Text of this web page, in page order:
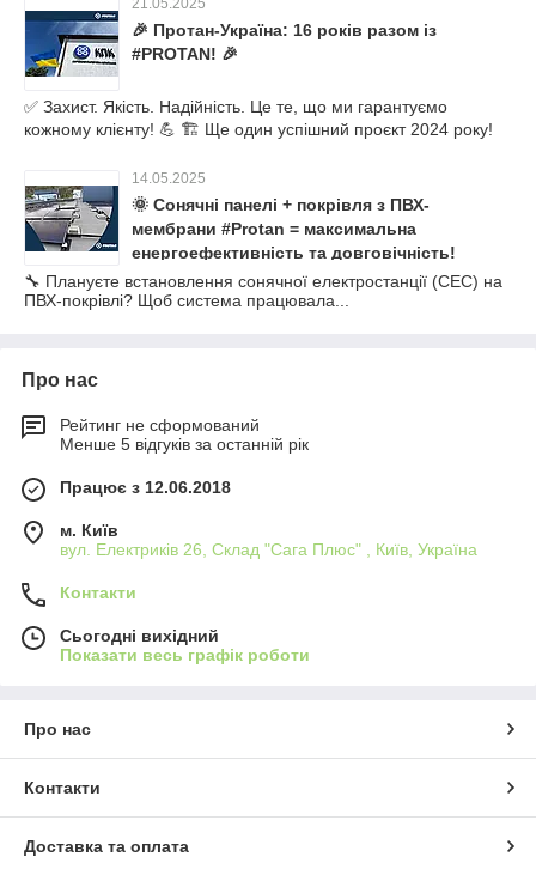
21.05.2025
🎉 Протан-Україна: 16 років разом із
#PROTAN! 🎉
✅ Захист. Якість. Надійність. Це те, що ми гарантуємо
кожному клієнту! 💪 🏗 Ще один успішний проєкт 2024 року!
14.05.2025
🌞 Сонячні панелі + покрівля з ПВХ-
мембрани #Protan = максимальна
енергоефективність та довговічність!
🔧 Плануєте встановлення сонячної електростанції (СЕС) на
ПВХ-покрівлі? Щоб система працювала...
Про нас
Рейтинг не сформований
Менше 5 відгуків за останній рік
Працює з 12.06.2018
м. Київ
вул. Електриків 26, Склад "Сага Плюс" , Київ, Україна
Контакти
Сьогодні вихідний
Показати весь графік роботи
Про нас
Контакти
Доставка та оплата